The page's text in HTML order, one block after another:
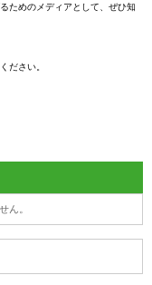
ためのメディアとして、ぜひ知
ださい。
ん。